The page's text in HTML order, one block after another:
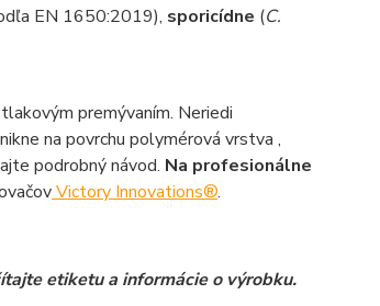
EN 1650:2019), sporicídne (C.
premývaním. Neriedi
na povrchu polymérová vrstva ,
podrobný návod. Na profesionálne
Victory Innovations®.
etiketu a informácie o výrobku.